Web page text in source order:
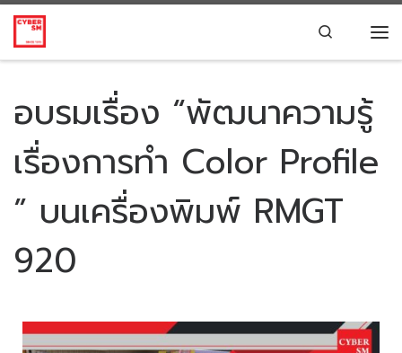
Skip to content Search
อบรมเรื่อง “พัฒนาความรู้
เรื่องการทํา Color Profile
” บนเครื่องพิมพ์ RMGT
920